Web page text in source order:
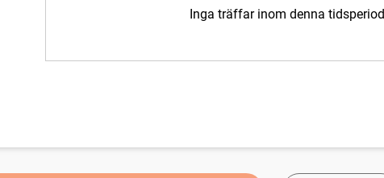
Inga träffar inom denna tidsperiod